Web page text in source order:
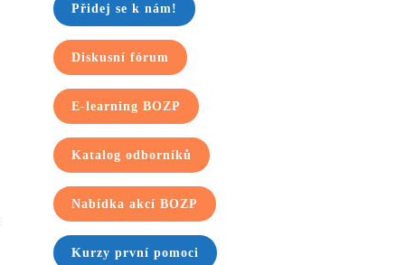
Přidej se k nám!
Diskusní fórum
E-learning BOZP
Katalog odborníků
Nabídka akcí BOZP
Kurzy první pomoci